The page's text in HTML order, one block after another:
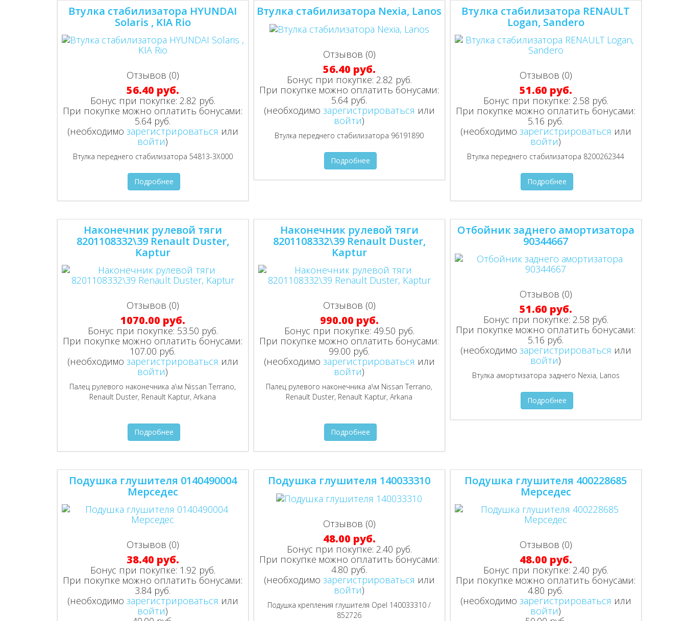
Втулка стабилизатора HYUNDAI
Solaris , KIA Rio
Отзывов (0)
56.40 руб.
Бонус при покупке: 2.82 руб.
При покупке можно оплатить бонусами:
5.64 руб.
(необходимо зарегистрироваться или
войти)
Втулка переднего стабилизатора 54813-3Х000
Подробнее
Втулка стабилизатора Nexia, Lanos
Отзывов (0)
56.40 руб.
Бонус при покупке: 2.82 руб.
При покупке можно оплатить бонусами:
5.64 руб.
(необходимо зарегистрироваться или
войти)
Втулка переднего стабилизатора 96191890
Подробнее
Втулка стабилизатора RENAULT
Logan, Sandero
Отзывов (0)
51.60 руб.
Бонус при покупке: 2.58 руб.
При покупке можно оплатить бонусами:
5.16 руб.
(необходимо зарегистрироваться или
войти)
Втулка переднего стабилизатора 8200262344
Подробнее
Наконечник рулевой тяги
8201108332\39 Renault Duster,
Kaptur
Отзывов (0)
1070.00 руб.
Бонус при покупке: 53.50 руб.
При покупке можно оплатить бонусами:
107.00 руб.
(необходимо зарегистрироваться или
войти)
Палец рулевого наконечника а\м Nissan Terrano,
Renault Duster, Renault Kaptur, Arkana
Подробнее
Наконечник рулевой тяги
8201108332\39 Renault Duster,
Kaptur
Отзывов (0)
990.00 руб.
Бонус при покупке: 49.50 руб.
При покупке можно оплатить бонусами:
99.00 руб.
(необходимо зарегистрироваться или
войти)
Палец рулевого наконечника а\м Nissan Terrano,
Renault Duster, Renault Kaptur, Arkana
Подробнее
Отбойник заднего амортизатора
90344667
Отзывов (0)
51.60 руб.
Бонус при покупке: 2.58 руб.
При покупке можно оплатить бонусами:
5.16 руб.
(необходимо зарегистрироваться или
войти)
Втулка амортизатора заднего Nexia, Lanos
Подробнее
Подушка глушителя 0140490004
Мерседес
Отзывов (0)
38.40 руб.
Бонус при покупке: 1.92 руб.
При покупке можно оплатить бонусами:
3.84 руб.
(необходимо зарегистрироваться или
войти)
Подушка глушителя 140033310
Отзывов (0)
48.00 руб.
Бонус при покупке: 2.40 руб.
При покупке можно оплатить бонусами:
4.80 руб.
(необходимо зарегистрироваться или
войти)
Подушка крепления глушителя Opel 140033310 /
852726
Подушка глушителя 400228685
Мерседес
Отзывов (0)
48.00 руб.
Бонус при покупке: 2.40 руб.
При покупке можно оплатить бонусами:
4.80 руб.
(необходимо зарегистрироваться или
войти)